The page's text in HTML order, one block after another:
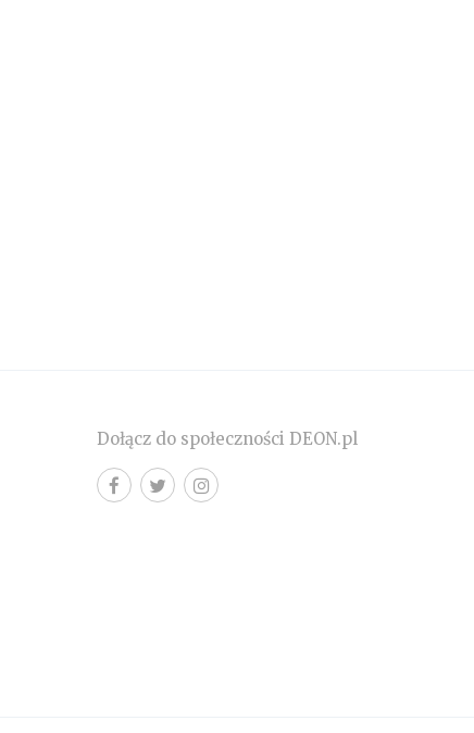
Dołącz do społeczności DEON.pl